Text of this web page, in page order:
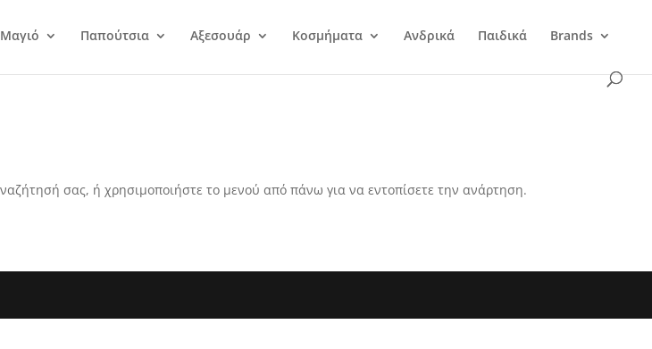
Μαγιό Παπούτσια Αξεσουάρ Κοσμήματα Ανδρικά Παιδικά Brands
σας, ή χρησιμοποιήστε το μενού από πάνω για να εντοπίσετε την ανάρτηση.